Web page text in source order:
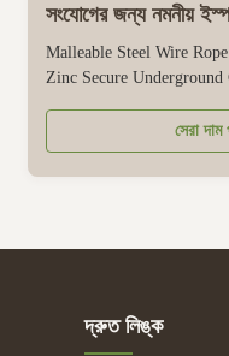
সংযোগের জন্য নমনীয়
Malleable Steel Wire
Zinc Secure Underground
securing underground
made of malleable steel,
toughness and impact
সেরা দাম
দ্রুত লিঙ্ক